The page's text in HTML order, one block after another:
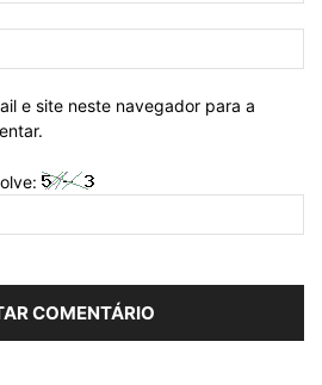
e site neste navegador para a